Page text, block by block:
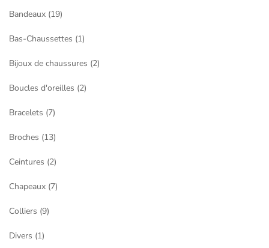
Bandeaux (19)
Bas-Chaussettes (1)
Bijoux de chaussures (2)
Boucles d'oreilles (2)
Bracelets (7)
Broches (13)
Ceintures (2)
Chapeaux (7)
Colliers (9)
Divers (1)